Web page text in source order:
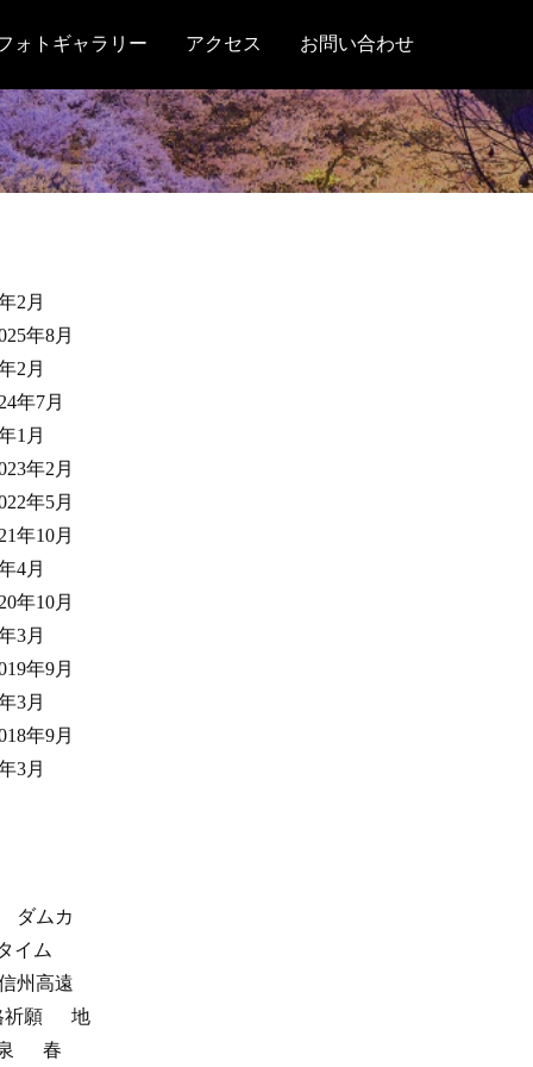
ォトギャラリー アクセス お問い合わせ
2月
年8月
2月
年7月
1月
年2月
年5月
年10月
4月
年10月
3月
年9月
3月
年9月
3月
ダムカ
イム
州高遠
祈願
地
春